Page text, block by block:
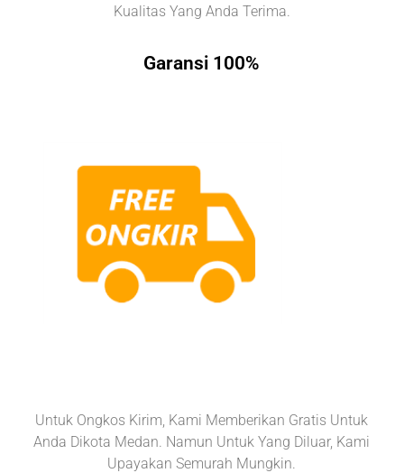
Kualitas Yang Anda Terima.
Garansi 100%
Untuk Ongkos Kirim, Kami Memberikan Gratis Untuk
Anda Dikota Medan. Namun Untuk Yang Diluar, Kami
Upayakan Semurah Mungkin.